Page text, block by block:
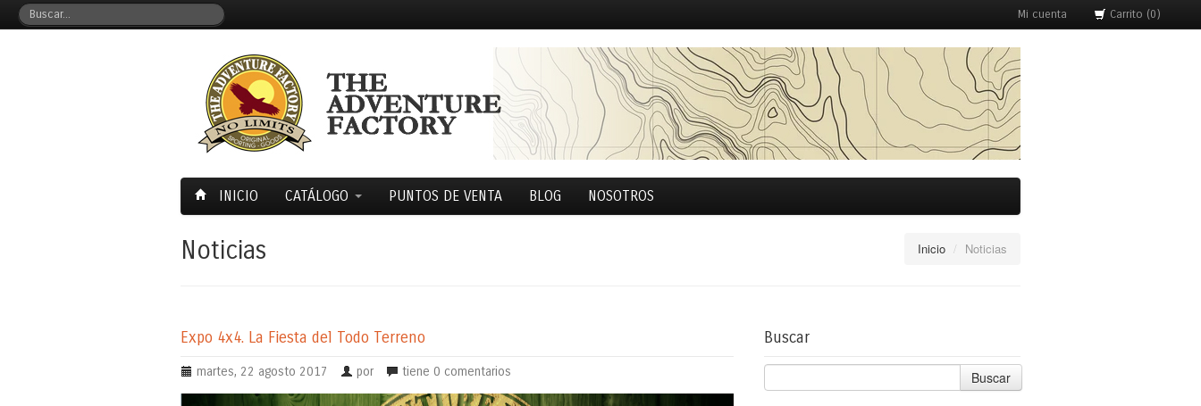
Mi cuenta Carrito (0)
INICIO CATÁLOGO PUNTOS DE VENTA BLOG NOSOTROS
Inicio / Noticias
Noticias
Expo 4x4. La Fiesta del Todo Terreno
martes, 22 agosto 2017 por tiene 0 comentarios
Buscar
Buscar